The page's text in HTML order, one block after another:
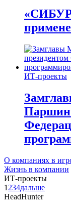
«СИБУР
ИТ-проекты
Паршин
О компаниях в
Жизнь в компании
ИТ-проекты
1 234дальше
HeadHunter